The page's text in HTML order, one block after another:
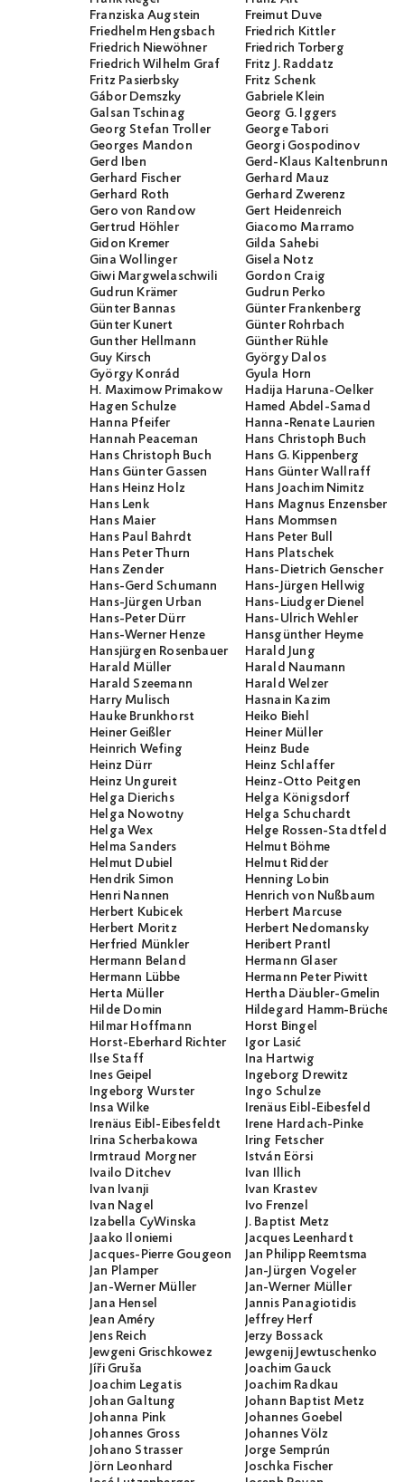
Franziska Augstein
Freimut Duve
Friedhelm Hengsbach
Friedrich Kittler
Friedrich Niewöhner
Friedrich Torberg
Friedrich Wilhelm Graf
Fritz J. Raddatz
Fritz Pasierbsky
Fritz Schenk
Gábor Demszky
Gabriele Klein
Galsan Tschinag
Georg G. Iggers
Georg Stefan Troller
George Tabori
Georges Mandon
Georgi Gospodinov
Gerd Iben
Gerd-Klaus Kaltenbrunner
Gerhard Fischer
Gerhard Mauz
Gerhard Roth
Gerhard Zwerenz
Gero von Randow
Gert Heidenreich
Gertrud Höhler
Giacomo Marramo
Gidon Kremer
Gilda Sahebi
Gina Wollinger
Gisela Notz
Giwi Margwelaschwili
Gordon Craig
Gudrun Krämer
Gudrun Perko
Günter Bannas
Günter Frankenberg
Günter Kunert
Günter Rohrbach
Gunther Hellmann
Günther Rühle
Guy Kirsch
György Dalos
György Konrád
Gyula Horn
H. Maximow Primakow
Hadija Haruna-Oelker
Hagen Schulze
Hamed Abdel-Samad
Hanna Pfeifer
Hanna-Renate Laurien
Hannah Peaceman
Hans Christoph Buch
Hans Christoph Buch
Hans G. Kippenberg
Hans Günter Gassen
Hans Günter Wallraff
Hans Heinz Holz
Hans Joachim Nimitz
Hans Lenk
Hans Magnus
Hans Maier
Hans Mommsen
Hans Paul Bahrdt
Hans Peter Bull
Hans Peter Thurn
Hans Platschek
Hans Zender
Hans-Dietrich Genscher
Hans-Gerd Schumann
Hans-Jürgen Hellwig
Hans-Jürgen Urban
Hans-Liudger Dienel
Hans-Peter Dürr
Hans-Ulrich Wehler
Hans-Werner Henze
Hansgünther Heyme
Hansjürgen Rosenbauer
Harald Jung
Harald Müller
Harald Naumann
Harald Szeemann
Harald Welzer
Harry Mulisch
Hasnain Kazim
Hauke Brunkhorst
Heiko Biehl
Heiner Geißler
Heiner Müller
Heinrich Wefing
Heinz Bude
Heinz Dürr
Heinz Schlaffer
Heinz Ungureit
Heinz-Otto Peitgen
Helga Dierichs
Helga Königsdorf
Helga Nowotny
Helga Schuchardt
Helga Wex
Helge Rossen-Stadtfeld
Helma Sanders
Helmut Böhme
Helmut Dubiel
Helmut Ridder
Hendrik Simon
Henning Lobin
Henri Nannen
Henrich von Nußbaum
Herbert Kubicek
Herbert Marcuse
Herbert Moritz
Herbert Nedomansky
Herfried Münkler
Heribert Prantl
Hermann Beland
Hermann Glaser
Hermann Lübbe
Hermann Peter Piwitt
Herta Müller
Hertha Däubler-Gmelin
Hilde Domin
Hildegard Hamm-Brücher
Hilmar Hoffmann
Horst Bingel
Horst-Eberhard Richter
Igor Lasić
Ilse Staff
Ina Hartwig
Ines Geipel
Ingeborg Drewitz
Ingeborg Wurster
Ingo Schulze
Insa Wilke
Irenäus Eibl-Eibesfeld
Irenäus Eibl-Eibesfeldt
Irene Hardach-Pinke
Irina Scherbakowa
Iring Fetscher
Irmtraud Morgner
István Eörsi
Ivailo Ditchev
Ivan Illich
Ivan Ivanji
Ivan Krastev
Ivan Nagel
Ivo Frenzel
Izabella CyWinska
J. Baptist Metz
Jaako Iloniemi
Jacques Leenhardt
Jacques-Pierre Gougeon
Jan Philipp Reemtsma
Jan Plamper
Jan-Jürgen Vogeler
Jan-Werner Müller
Jan-Werner Müller
Jana Hensel
Jannis Panagiotidis
Jean Améry
Jeffrey Herf
Jens Reich
Jerzy Bossack
Jewgeni Grischkowez
Jewgenij Jewtuschenko
Jíři Gruša
Joachim Gauck
Joachim Legatis
Joachim Radkau
Johan Galtung
Johann Baptist Metz
Johanna Pink
Johannes Goebel
Johannes Gross
Johannes Völz
Johano Strasser
Jorge Semprún
Jörn Leonhard
Joschka Fischer